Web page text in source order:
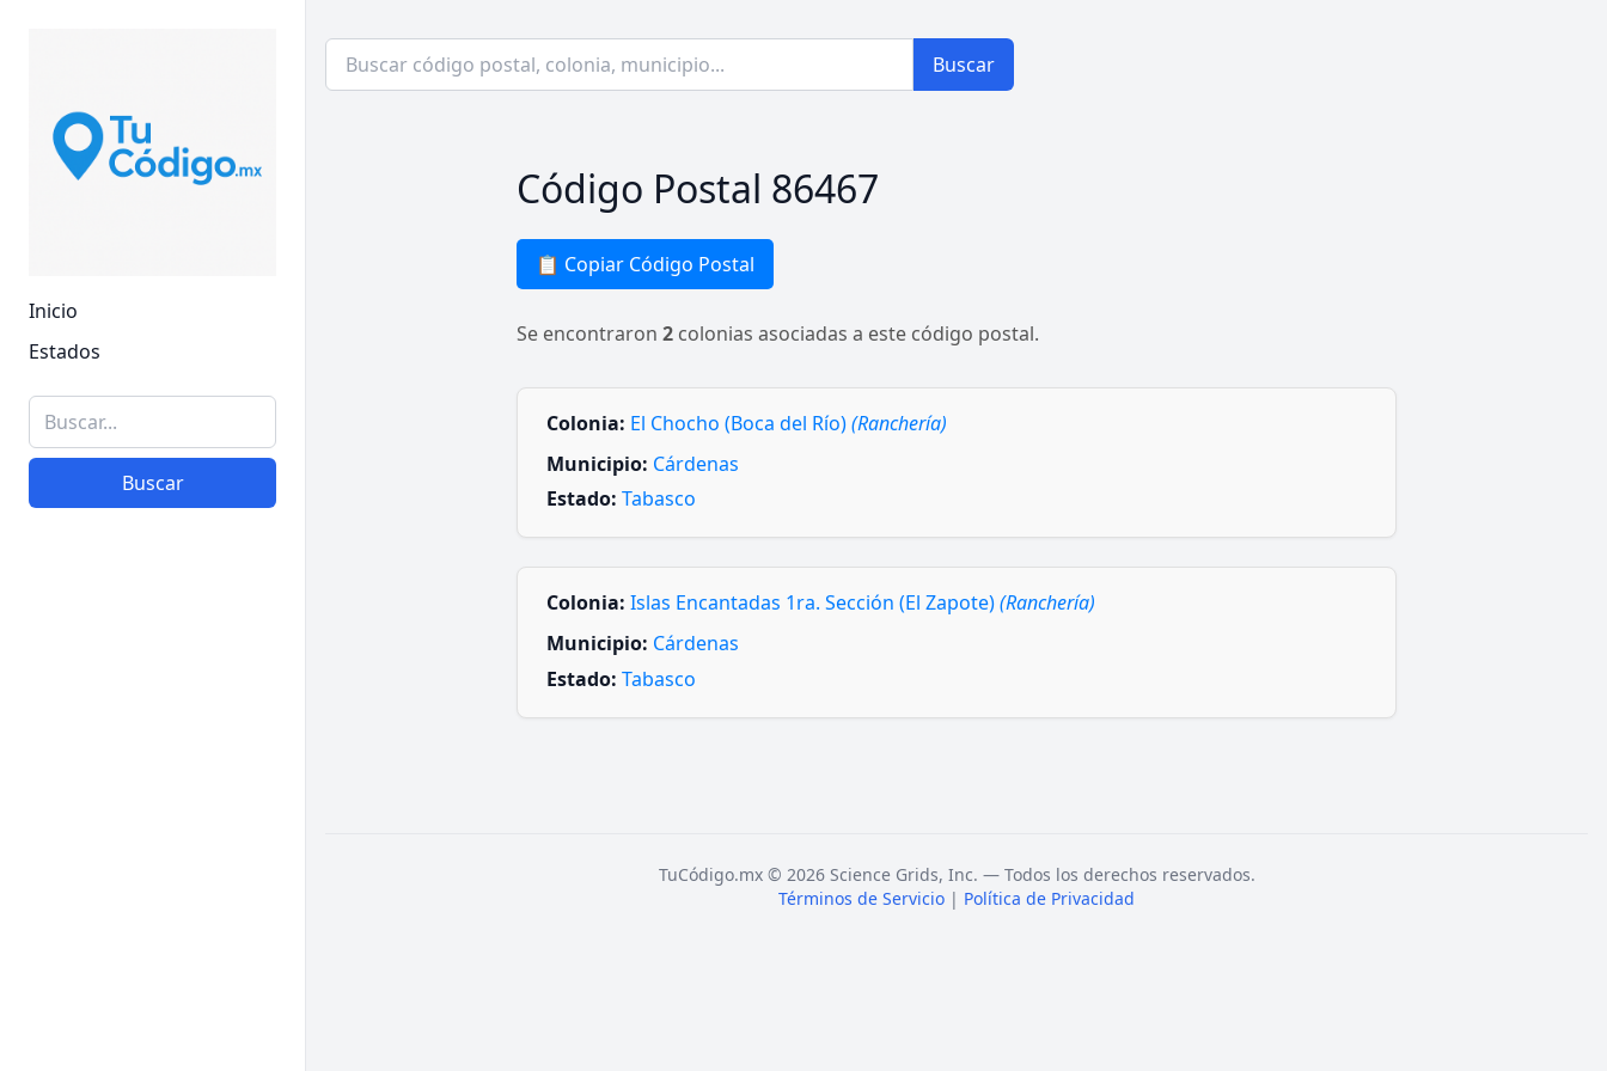
Inicio
Estados
Buscar
Buscar
Código Postal 86467
📋 Copiar Código Postal
Se encontraron 2 colonias asociadas a este código postal.
Colonia: El Chocho (Boca del Río)(Ranchería)
Municipio: Cárdenas
Estado: Tabasco
Colonia: Islas Encantadas 1ra. Sección (El Zapote)(Ranchería)
Municipio: Cárdenas
Estado: Tabasco
TuCódigo.mx © 2026 Science Grids, Inc. — Todos los derechos reservados.
Términos de Servicio | Política de Privacidad